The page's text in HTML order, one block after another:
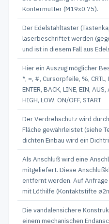
Kontermutter (M19x0.75).
Der Edelstahltaster
laserbeschriftet werden
und ist in diesem Fall aus
Hier ein Auszug möglicher
*, =, #, Cursorpfeile, %, CRTL,
ENTER, BACK, LINE, EIN,
HIGH, LOW, ON/OFF, START
Der Verdrehschutz wird
Fläche gewährleistet (siehe
dichten Einbau wird ein
Als Anschluß wird eine
mitgeliefert. Diese
entfernt werden. Auf
mit Löthilfe (Kontaktstifte
Die vandalensichere
einem mechanischen